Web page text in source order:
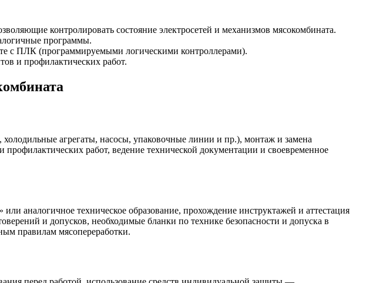
контролировать состояние электросетей и механизмов мясокомбината.
программы.
с ПЛК (программируемыми логическими контроллерами).
и профилактических работ.
агрегаты, насосы, упаковочные линии и пр.), монтаж и замена
работ, ведение технической документации и своевременное
аналогичное техническое образование, прохождение инструктажей и аттестация
и допусков, необходимые бланки по технике безопасности и допуска в
правилам мясопереработки.